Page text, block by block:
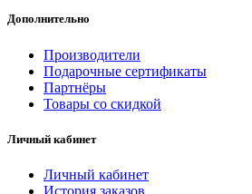
Дополнительно
Производители
Подарочные сертификаты
Партнёры
Товары со скидкой
Личный кабинет
Личный кабинет
История заказов